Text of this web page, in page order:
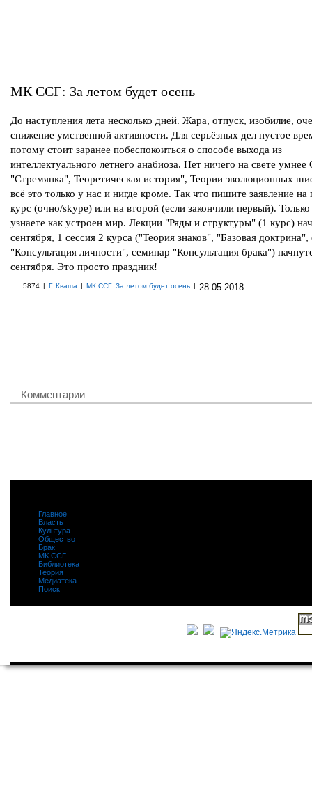
МК ССГ: За летом будет осень
До наступления лета несколько дней. Жара, отпуск, изобилие,
снижение умственной активности. Для серьёзных дел пустое
потому стоит заранее побеспокоиться о способе выхода из
интеллектуального летнего анабиоза. Нет ничего на свете умнее
"Стремянка", Теоретическая история", Теории эволюционных
всё это только у нас и нигде кроме. Так что пишите заявление на
курс (очно/skype) или на второй (если закончили первый).
узнаете как устроен мир. Лекции "Ряды и структуры" (1 курс)
сентября, 1 сессия 2 курса ("Теория знаков", "Базовая
"Консультация личности", семинар "Консультация брака")
сентября. Это просто праздник!
5874 | Г. Кваша | МК ССГ: За летом будет осень | 28.05.2018
Комментарии
Главное
Власть
Культура
Общество
Брак
МК ССГ
Библиотека
Теория
Медиатека
Поиск